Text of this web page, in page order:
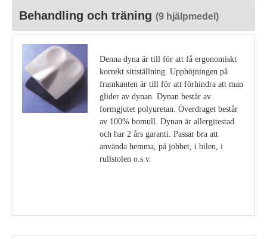
Behandling och träning (9 hjälpmedel)
Denna dyna är till för att få ergonomiskt
korrekt sittställning. Upphöjningen på
framkanten är till för att förhindra att man
glider av dynan. Dynan består av
formgjutet polyuretan. Överdraget består
av 100% bomull. Dynan är allergitestad
och har 2 års garanti. Passar bra att
använda hemma, på jobbet, i bilen, i
rullstolen o.s.v.